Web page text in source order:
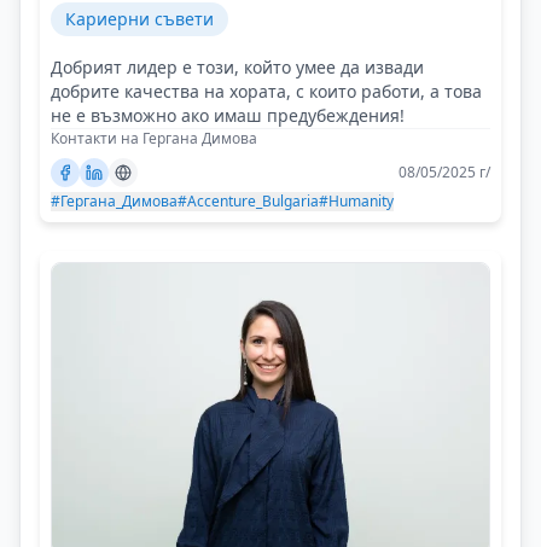
Кариерни съвети
Добрият лидер е този, който умее да извади
добрите качества на хората, с които работи, а това
не е възможно ако имаш предубеждения!
Контакти на Гергана Димова
08/05/2025 г/
#Гергана_Димова#Accenture_Bulgaria#Humanity